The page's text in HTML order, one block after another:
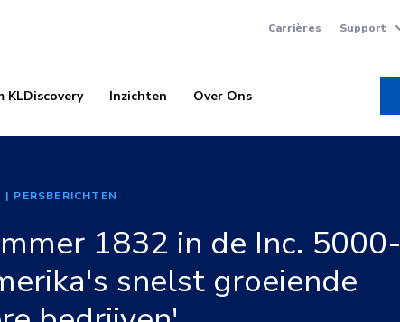
Carrières Support
KLDiscovery Inzichten Over Ons
| PERSBERICHTEN
1832 in de Inc. 5000-
snelst groeiende